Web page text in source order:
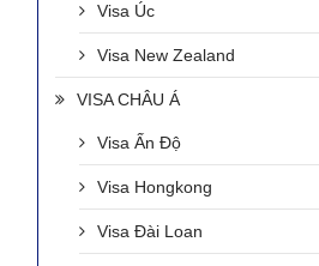
Visa Úc
Visa New Zealand
VISA CHÂU Á
Visa Ấn Độ
Visa Hongkong
Visa Đài Loan